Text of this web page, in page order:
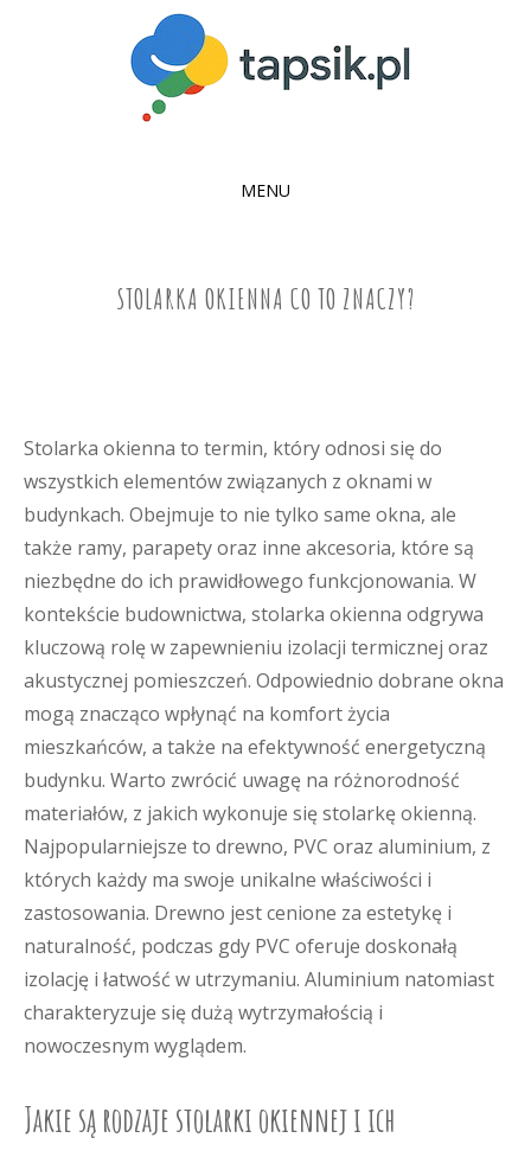
MENU
STOLARKA OKIENNA CO TO ZNACZY?
Stolarka okienna to termin, który odnosi się do
wszystkich elementów związanych z oknami w
budynkach. Obejmuje to nie tylko same okna, ale
także ramy, parapety oraz inne akcesoria, które są
niezbędne do ich prawidłowego funkcjonowania. W
kontekście budownictwa, stolarka okienna odgrywa
kluczową rolę w zapewnieniu izolacji termicznej oraz
akustycznej pomieszczeń. Odpowiednio dobrane okna
mogą znacząco wpłynąć na komfort życia
mieszkańców, a także na efektywność energetyczną
budynku. Warto zwrócić uwagę na różnorodność
materiałów, z jakich wykonuje się stolarkę okienną.
Najpopularniejsze to drewno, PVC oraz aluminium, z
których każdy ma swoje unikalne właściwości i
zastosowania. Drewno jest cenione za estetykę i
naturalność, podczas gdy PVC oferuje doskonałą
izolację i łatwość w utrzymaniu. Aluminium natomiast
charakteryzuje się dużą wytrzymałością i
nowoczesnym wyglądem.
Jakie są rodzaje stolarki okiennej i ich